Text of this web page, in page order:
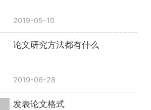
2019-05-10
论文研究方法都有什么
2019-06-28
发表论文格式